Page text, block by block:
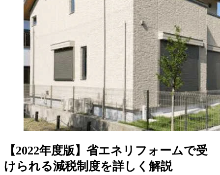
【2022年度版】省エネリフォームで受
けられる減税制度を詳しく解説